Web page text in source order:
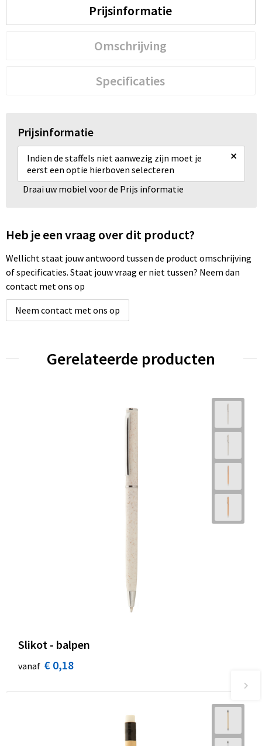
Prijsinformatie
Omschrijving
Specificaties
Prijsinformatie
Indien de staffels niet aanwezig zijn moet je
eerst een optie hierboven selecteren
×
Draai uw mobiel voor de Prijs informatie
Heb je een vraag over dit product?
Wellicht staat jouw antwoord tussen de product omschrijving
of specificaties. Staat jouw vraag er niet tussen? Neem dan
contact met ons op
Neem contact met ons op
Gerelateerde producten
Slikot - balpen
vanaf € 0,18